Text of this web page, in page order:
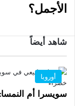
الأجمل؟
شاهد أيضاً
أوروبا
سويسرا أم